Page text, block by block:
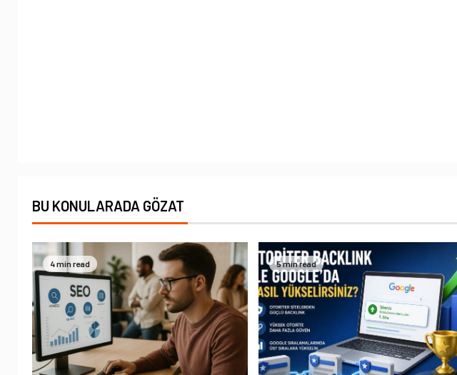
BU KONULARADA GÖZAT
4 min read 5 min read